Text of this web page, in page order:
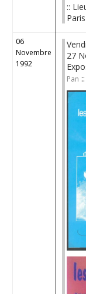
::
06
Novembre
1992
27
Pan ::